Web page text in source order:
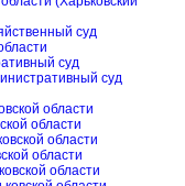
суд
суд
суд
области
области
области
области
области